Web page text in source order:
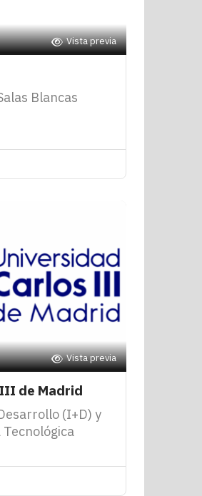
Vista previa
Blancas
Vista previa
de Madrid
(I+D) y